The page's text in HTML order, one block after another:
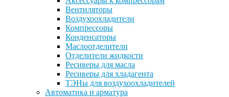
Вентиляторы
Воздухоохладители
Компрессоры
Конденсаторы
Маслоотделители
Отделители жидкости
Ресиверы для масла
Ресиверы для хладагента
ТЭНы для воздухоохладителей
Автоматика и арматура